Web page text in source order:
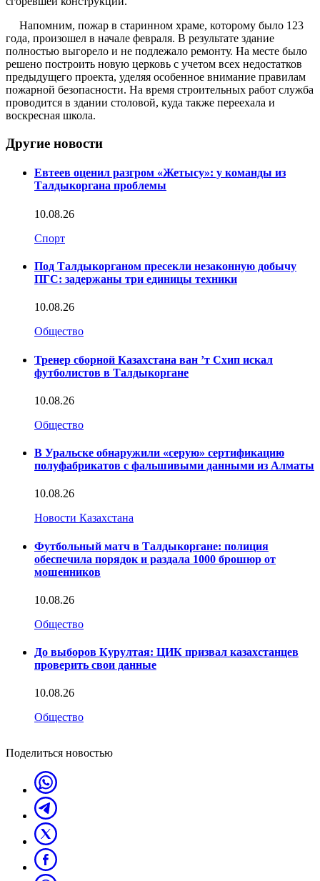
Напомним, пожар в старинном храме, которому было 123
года, произошел в начале февраля. В результате здание
полностью выгорело и не подлежало ремонту. На месте было
решено построить новую церковь с учетом всех недостатков
предыдущего проекта, уделяя особенное внимание правилам
пожарной безопасности. На время строительных работ служба
проводится в здании столовой, куда также переехала и
воскресная школа.
Другие новости
Евтеев оценил разгром «Жетысу»: у команды из
Талдыкоргана проблемы
10.08.26
Спорт
Под Талдыкорганом пресекли незаконную добычу
ПГС: задержаны три единицы техники
10.08.26
Общество
Тренер сборной Казахстана ван ’т Схип искал
футболистов в Талдыкоргане
10.08.26
Общество
В Уральске обнаружили «серую» сертификацию
полуфабрикатов с фальшивыми данными из Алматы
10.08.26
Новости Казахстана
Футбольный матч в Талдыкоргане: полиция
обеспечила порядок и раздала 1000 брошюр от
мошенников
10.08.26
Общество
До выборов Курултая: ЦИК призвал казахстанцев
проверить свои данные
10.08.26
Общество
Поделиться новостью